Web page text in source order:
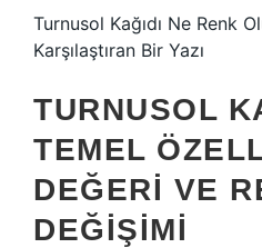
Turnusol Kağıdı Ne Renk
Karşılaştıran Bir Yazı
TURNUSOL
TEMEL
DEĞERI VE
DEĞIŞIMI